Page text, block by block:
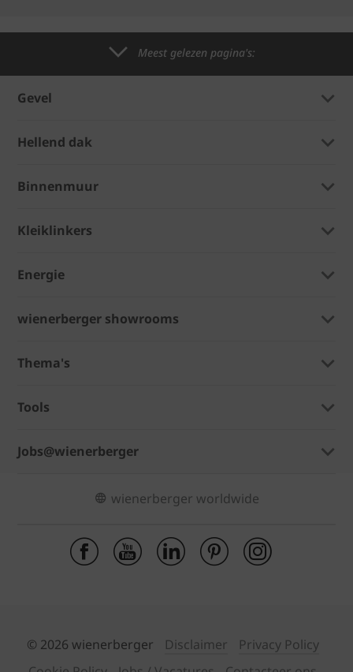
Meest gelezen pagina's:
Gevel
Hellend dak
Binnenmuur
Kleiklinkers
Energie
wienerberger showrooms
Thema's
Tools
Jobs@wienerberger
wienerberger worldwide
© 2026 wienerberger Disclaimer
Privacy Policy